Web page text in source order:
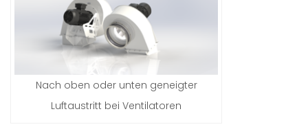
Nach oben oder unten geneigter
Luftaustritt bei Ventilatoren